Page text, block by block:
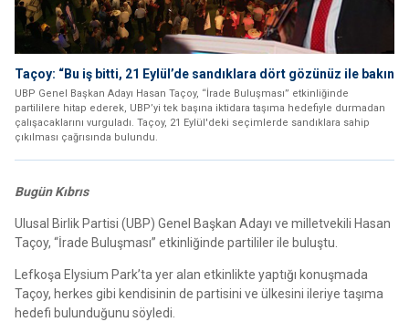
Taçoy: “Bu iş bitti, 21 Eylül’de sandıklara dört gözünüz ile bakın
UBP Genel Başkan Adayı Hasan Taçoy, “İrade Buluşması” etkinliğinde
partililere hitap ederek, UBP’yi tek başına iktidara taşıma hedefiyle durmadan
çalışacaklarını vurguladı. Taçoy, 21 Eylül'deki seçimlerde sandıklara sahip
çıkılması çağrısında bulundu.
Bugün Kıbrıs
Ulusal Birlik Partisi (UBP) Genel Başkan Adayı ve milletvekili Hasan
Taçoy, “İrade Buluşması” etkinliğinde partililer ile buluştu.
Lefkoşa Elysium Park’ta yer alan etkinlikte yaptığı konuşmada
Taçoy, herkes gibi kendisinin de partisini ve ülkesini ileriye taşıma
hedefi bulunduğunu söyledi.